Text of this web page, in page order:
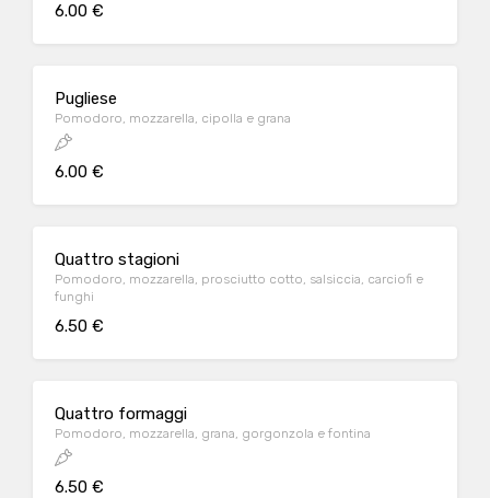
6.00 €
Pugliese
Pomodoro, mozzarella, cipolla e grana
6.00 €
Quattro stagioni
Pomodoro, mozzarella, prosciutto cotto, salsiccia, carciofi e
funghi
6.50 €
Quattro formaggi
Pomodoro, mozzarella, grana, gorgonzola e fontina
6.50 €